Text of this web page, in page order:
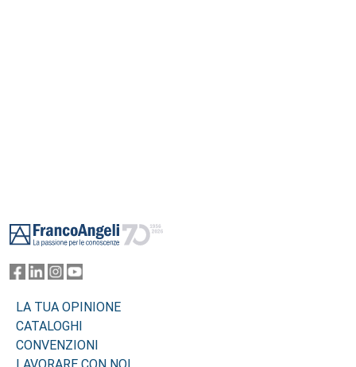
LA TUA OPINIONE
CATALOGHI
CONVENZIONI